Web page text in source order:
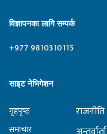
विज्ञापनका लागि सम्पर्क
+977 9810310115
साइट नेभिगेशन
गृहपृष्‍ठ
समाचार
राजनीति